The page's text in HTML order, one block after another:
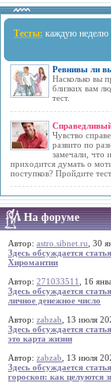
Тесты: каждую неделю
Ревнивы ли
Насколько вы
близких вам
тест.
Чувство
развито по
замечали, что
приходится думать о
поступков? Пройдите
На форуме
Автор: astro.sibnet.ru , 30
Здесь обсуждается
Хиромантии
Автор: 271033511
, 16
Здесь обсуждается
личное денежное число
Автор: zabzab , 13 июля
Здесь обсуждается
это карта жизни
Автор: zabzab , 13 июля
Здесь обсуждается
гороскоп: как целуются